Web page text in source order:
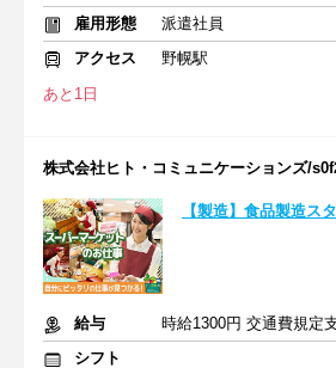
雇用形態
派遣社員
アクセス
野幌駅
あと1日
株式会社ヒト・コミュニケーションズ/
【製造】食品製造ス
給与
時給1300円 交通費規定
シフト